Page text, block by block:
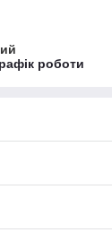
роботи